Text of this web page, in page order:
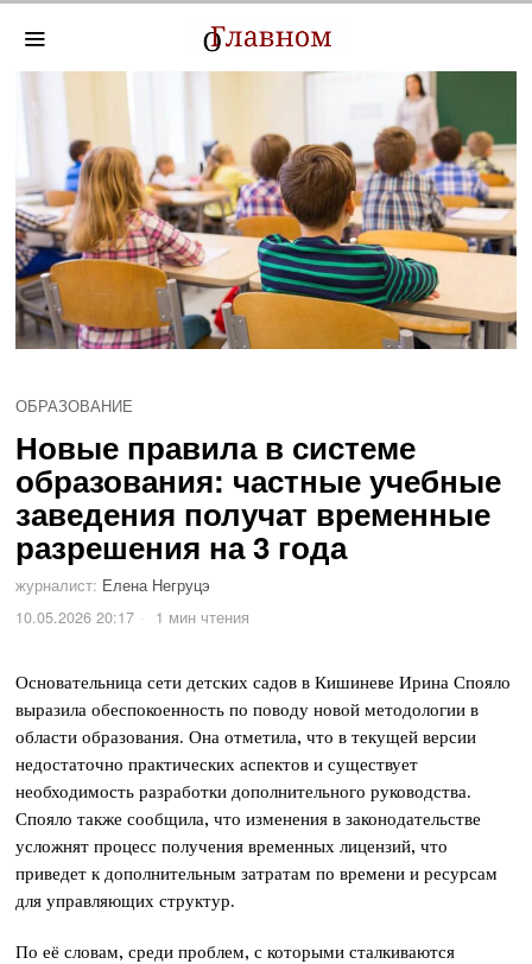
ОБРАЗОВАНИЕ
Новые правила в системе
образования: частные учебные
заведения получат временные
разрешения на 3 года
журналист: Елена Негруцэ
10.05.2026 20:17
1 мин чтения
Основательница сети детских садов в Кишиневе Ирина Спояло
выразила обеспокоенность по поводу новой методологии в
области образования. Она отметила, что в текущей версии
недостаточно практических аспектов и существует
необходимость разработки дополнительного руководства.
Спояло также сообщила, что изменения в законодательстве
усложнят процесс получения временных лицензий, что
приведет к дополнительным затратам по времени и ресурсам
для управляющих структур.
По её словам, среди проблем, с которыми сталкиваются